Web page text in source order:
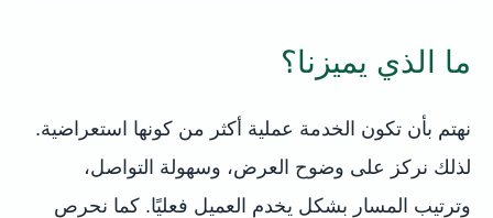
ما الذي يميزنا؟
نهتم بأن تكون الخدمة عملية أكثر من كونها استعراضية.
لذلك نركز على وضوح العرض، وسهولة التواصل،
وترتيب المسار بشكل يخدم العميل فعليًا. كما نحرص